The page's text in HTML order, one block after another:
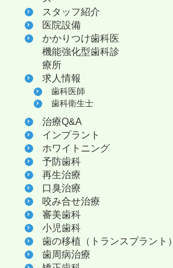
スタッフ紹介
医院設備
かかりつけ歯科医
機能強化型歯科診
療所
求人情報
歯科医師
歯科衛生士
治療Q&A
インプラント
ホワイトニング
予防歯科
再生治療
口臭治療
咬み合せ治療
審美歯科
小児歯科
歯の移植（トランスプラント）
歯周病治療